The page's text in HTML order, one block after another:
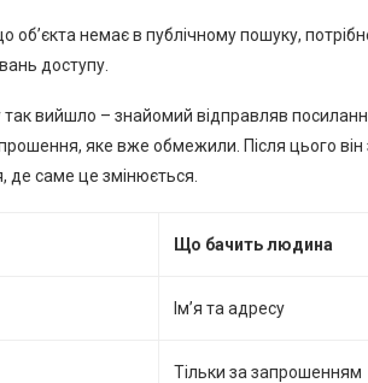
об’єкта немає в публічному пошуку,
доступу.
вийшло – знайомий відправляв
яке вже обмежили. Після цього
де саме це змінюється.
Що бачить людина
Ім’я та адресу
Тільки за запрошенням